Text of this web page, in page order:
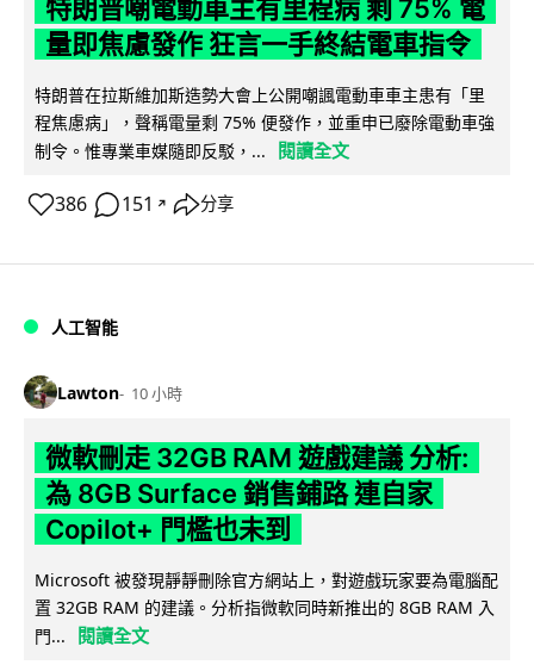
特朗普嘲電動車主有里程病 剩 75% 電
量即焦慮發作 狂言一手終結電車指令
特朗普在拉斯維加斯造勢大會上公開嘲諷電動車車主患有「里
程焦慮病」，聲稱電量剩 75% 便發作，並重申已廢除電動車強
制令。惟專業車媒隨即反駁，...
閱讀全文
386 151 ↗ 分享
人工智能
Lawton 10 小時
微軟刪走 32GB RAM 遊戲建議 分析:
為 8GB Surface 銷售鋪路 連自家
Copilot+ 門檻也未到
Microsoft 被發現靜靜刪除官方網站上，對遊戲玩家要為電腦配
置 32GB RAM 的建議。分析指微軟同時新推出的 8GB RAM 入
門...
閱讀全文